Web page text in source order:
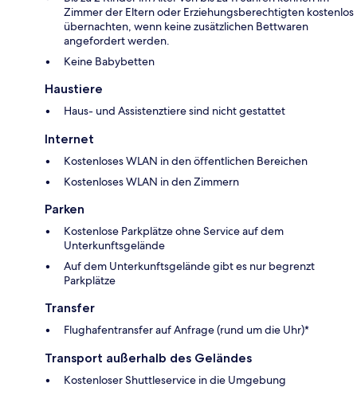
Zimmer der Eltern oder Erziehungsberechtigten kostenlos
übernachten, wenn keine zusätzlichen Bettwaren
angefordert werden.
Keine Babybetten
Haustiere
Haus- und Assistenztiere sind nicht gestattet
Internet
Kostenloses WLAN in den öffentlichen Bereichen
Kostenloses WLAN in den Zimmern
Parken
Kostenlose Parkplätze ohne Service auf dem
Unterkunftsgelände
Auf dem Unterkunftsgelände gibt es nur begrenzt
Parkplätze
Transfer
Flughafentransfer auf Anfrage (rund um die Uhr)*
Transport außerhalb des Geländes
Kostenloser Shuttleservice in die Umgebung